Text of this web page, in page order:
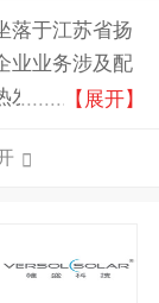
落于江苏省扬
业业务涉及配
发电设备、合
【展开】